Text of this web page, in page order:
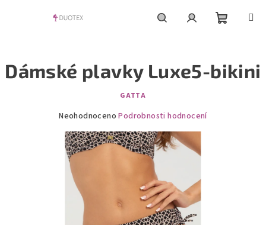
košík
Dámské plavky Luxe5-bikini
GATTA
Průměrné
produktu
je
0,0
hvězdiček.
Neohodnoceno Podrobnosti hodnocení